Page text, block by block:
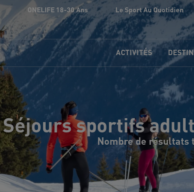
ONELIFE 18-30 Ans Le Sport Au Quotidien
ACTIVITÉS
Séjours sportifs
Nombre de résultats